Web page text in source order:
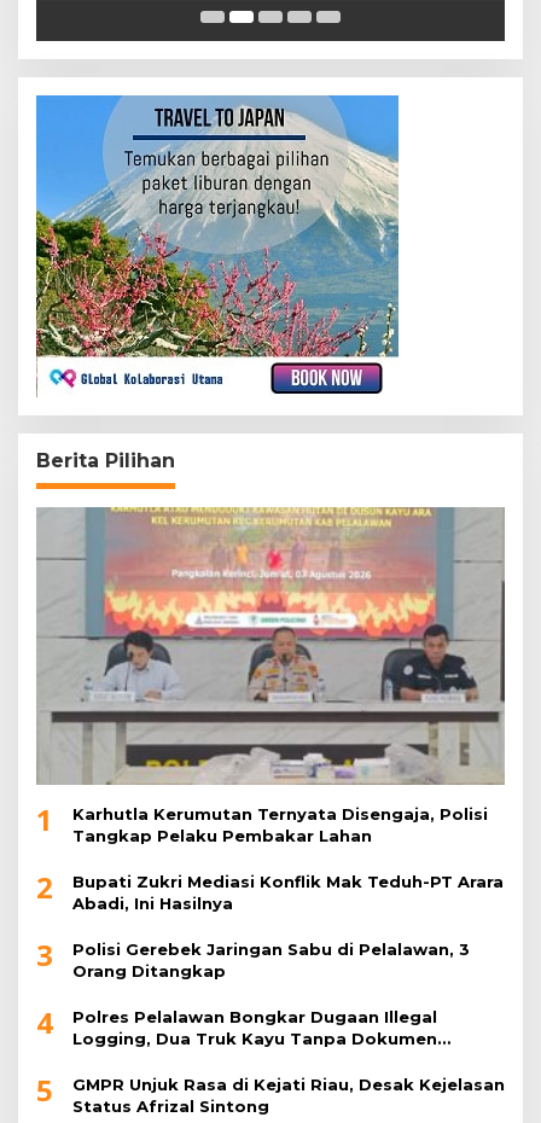
Berita Pilihan
1
Karhutla Kerumutan Ternyata Disengaja, Polisi
Tangkap Pelaku Pembakar Lahan
2
Bupati Zukri Mediasi Konflik Mak Teduh-PT Arara
Abadi, Ini Hasilnya
3
Polisi Gerebek Jaringan Sabu di Pelalawan, 3
Orang Ditangkap
4
Polres Pelalawan Bongkar Dugaan Illegal
Logging, Dua Truk Kayu Tanpa Dokumen
5
GMPR Unjuk Rasa di Kejati Riau, Desak Kejelasan
Status Afrizal Sintong